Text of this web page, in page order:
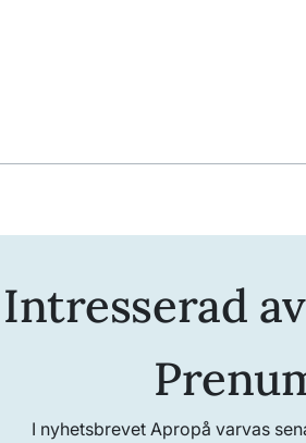
Intresserad
I nyhetsbrevet Apropå varvas